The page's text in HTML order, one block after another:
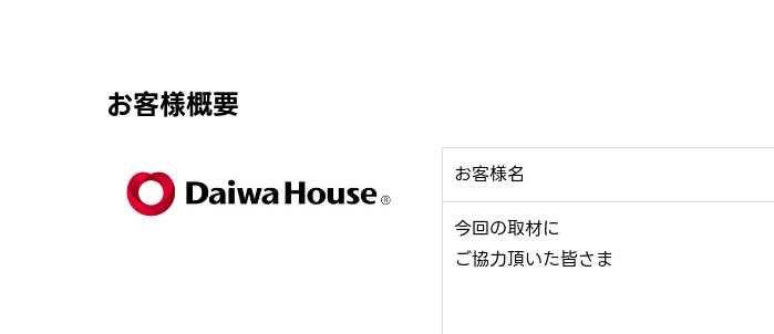
お客様概要
お客様名
今回の取材に
ご協力頂いた皆さま